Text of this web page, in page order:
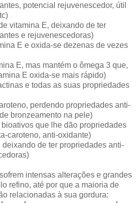
potencial rejuvenescedor, útil
vitamina E, deixando de ter
e rejuvenescedoras)
E e oxida-se dezenas de vezes
E, mas mantém o ômega 3 que,
E oxida-se mais rápido)
e todas as suas propriedades
perdendo propriedades anti-
bronzeamento na pele)
que lhe dão propriedades
caroteno, anti-oxidante)
deixando de ter propriedades anti-
intensas alterações e grandes
refino, até por que a maioria de
relacionadas à sua gordura: